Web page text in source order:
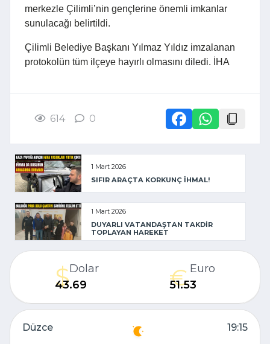
merkezle Çilimli’nin gençlerine önemli imkanlar
sunulacağı belirtildi.
Çilimli Belediye Başkanı Yılmaz Yıldız imzalanan
protokolün tüm ilçeye hayırlı olmasını diledi. İHA
614 0
1 Mart 2026
SIFIR ARAÇTA KORKUNÇ İHMAL!
1 Mart 2026
DUYARLI VATANDAŞTAN TAKDİR
TOPLAYAN HAREKET
Dolar
43.69
Euro
51.53
Düzce
19:15